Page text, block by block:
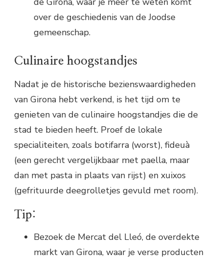
over de geschiedenis van de Joodse
gemeenschap.
Culinaire hoogstandjes
Nadat je de historische bezienswaardigheden
van Girona hebt verkend, is het tijd om te
genieten van de culinaire hoogstandjes die de
stad te bieden heeft. Proef de lokale
specialiteiten, zoals botifarra (worst), fideuà
(een gerecht vergelijkbaar met paella, maar
dan met pasta in plaats van rijst) en xuixos
(gefrituurde deegrolletjes gevuld met room).
Tip:
Bezoek de Mercat del Lleó, de overdekte
markt van Girona, waar je verse producten